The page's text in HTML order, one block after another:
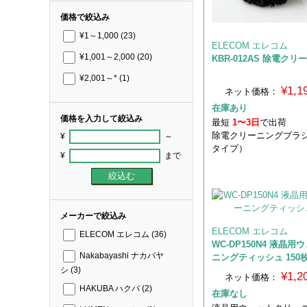
価格で絞込み
¥1～1,000 (23)
¥1,001～2,000 (20)
¥2,001～* (1)
価格を入力して絞込み
¥ ～
¥ まで
メーカーで絞込み
ELECOM エレコム (36)
Nakabayashi ナカバヤ
シ (3)
HAKUBA ハクバ(2)
ELECOM エレコム
KBR-012AS 除電クリ
ネット価格：
在庫あり
最短 1〜3日 で出荷
除電クリーニングブラ
タイプ）
ELECOM エレコム
WC-DP150N4 液晶用
ニングティッシュ 150
ネット価格：
在庫なし